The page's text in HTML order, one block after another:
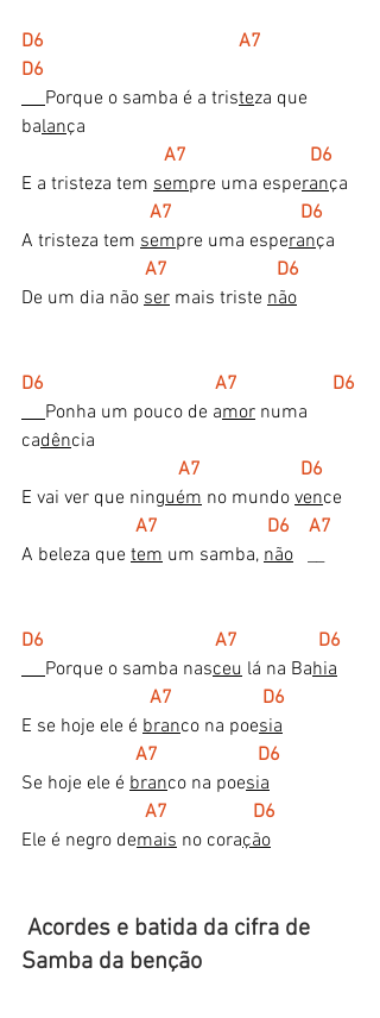
D6                                         A7
D6
Porque o samba é a tristeza que
balança
A7                          D6
E a tristeza tem sempre uma esperança
A7                           D6
A tristeza tem sempre uma esperança
A7                       D6
De um dia não ser mais triste não
D6                                    A7                    D6
Ponha um pouco de amor numa
cadência
A7                     D6
E vai ver que ninguém no mundo vence
A7                       D6    A7
A beleza que tem um samba, não
D6                                    A7                 D6
Porque o samba nasceu lá na Bahia
  A7                   D6
E se hoje ele é branco na poesia
  A7                     D6
Se hoje ele é branco na poesia
  A7                  D6
Ele é negro demais no coração
Samba da benção